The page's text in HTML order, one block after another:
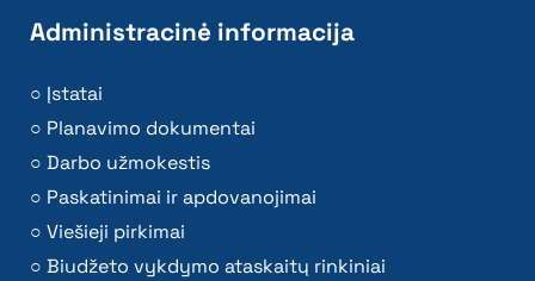
Administracinė informacija
Įstatai
Planavimo dokumentai
Darbo užmokestis
Paskatinimai ir apdovanojimai
Viešieji pirkimai
Biudžeto vykdymo ataskaitų rinkiniai